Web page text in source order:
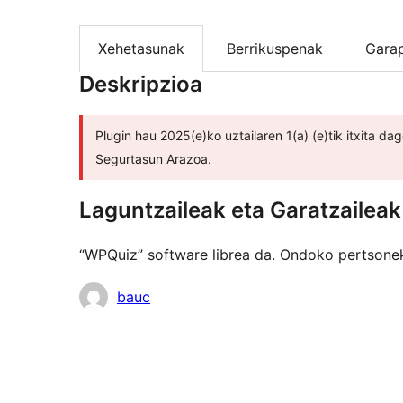
Xehetasunak Berrikuspenak
Deskripzioa
Plugin hau 2025(e)ko uztailaren 1(a) (e)tik itxita
Segurtasun Arazoa.
Laguntzaileak eta Garatzaileak
“WPQuiz” software librea da. Ondoko
Laguntzaileak
bauc